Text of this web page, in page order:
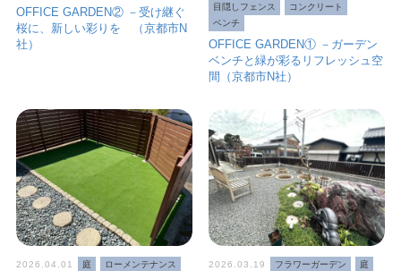
OFFICE GARDEN② －受け継ぐ
桜に、新しい彩りを （京都市N
社）
OFFICE GARDEN① －ガーデン
ベンチと緑が彩るリフレッシュ空
間（京都市N社）
目隠しフェンス
コンクリート
ベンチ
2026.04.01 庭
ローメンテナンス
2026.03.19 フラワーガーデン
庭